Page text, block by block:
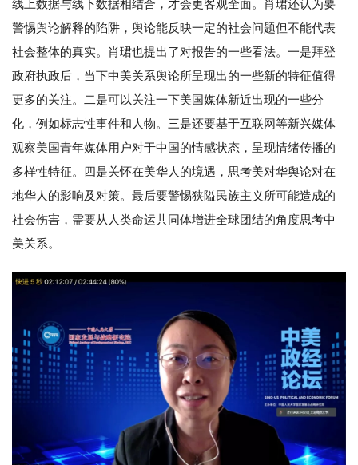
线上数据与线下数据相结合，才会更客观全面。肖珺还认为要
警惕舆论解释的陷阱，舆论能反映一定的社会问题但不能代表
社会整体的真实。肖珺也提出了对报告的一些看法。一是拜登
政府执政后，当下中美关系舆论所呈现出的一些新的特征值得
更多的关注。二是可以关注一下美国媒体新近出现的一些分
化，例如标志性事件和人物。三是还要基于互联网等新兴媒体
观察美国青年媒体用户对于中国的情感状态，呈现情绪传播的
多样性特征。四是关怀在美华人的境遇，思考美对华舆论对在
地华人的影响及对策。最后要警惕狭隘民族主义所可能造成的
社会伤害，需要从人类命运共同体增进全球团结的角度思考中
美关系。